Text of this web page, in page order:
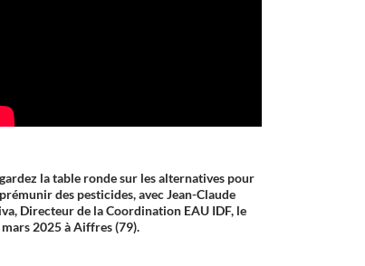
la table ronde sur les alternatives pour
des pesticides, avec Jean-Claude
Directeur de la Coordination EAU IDF, le
mars 2025 à Aiffres (79).